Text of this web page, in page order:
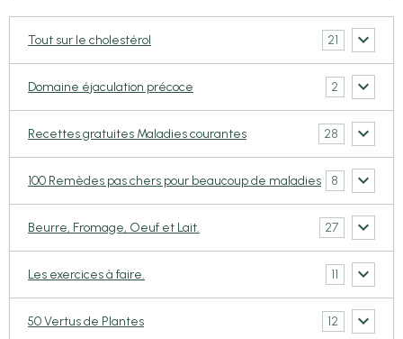
Tout sur le cholestérol 21
Domaine éjaculation précoce 2
Recettes gratuites Maladies courantes 28
100 Remèdes pas chers pour beaucoup de maladies 8
Beurre, Fromage, Oeuf et Lait. 27
Les exercices à faire. 11
50 Vertus de Plantes 12